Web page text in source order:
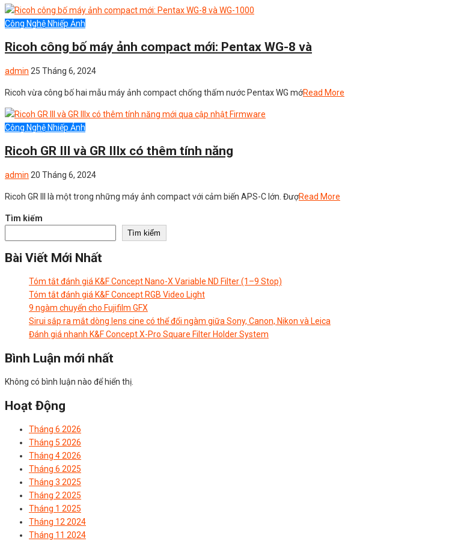
Công Nghệ Nhiếp Ảnh
Ricoh công bố máy ảnh compact mới: Pentax WG-8 và
admin 25 Tháng 6, 2024
Ricoh vừa công bố hai mẫu máy ảnh compact chống thấm nước Pentax WG mớRead More
Công Nghệ Nhiếp Ảnh
Ricoh GR III và GR IIIx có thêm tính năng
admin 20 Tháng 6, 2024
Ricoh GR III là một trong những máy ảnh compact với cảm biến APS-C lớn. ĐượRead More
Tìm kiếm
Tìm kiếm
Bài Viết Mới Nhất
Tóm tắt đánh giá K&F Concept Nano-X Variable ND Filter (1–9 Stop)
Tóm tắt đánh giá K&F Concept RGB Video Light
9 ngàm chuyển cho Fujifilm GFX
Sirui sắp ra mắt dòng lens cine có thể đổi ngàm giữa Sony, Canon, Nikon và Leica
Đánh giá nhanh K&F Concept X-Pro Square Filter Holder System
Bình Luận mới nhất
Không có bình luận nào để hiển thị.
Hoạt Động
Tháng 6 2026
Tháng 5 2026
Tháng 4 2026
Tháng 6 2025
Tháng 3 2025
Tháng 2 2025
Tháng 1 2025
Tháng 12 2024
Tháng 11 2024